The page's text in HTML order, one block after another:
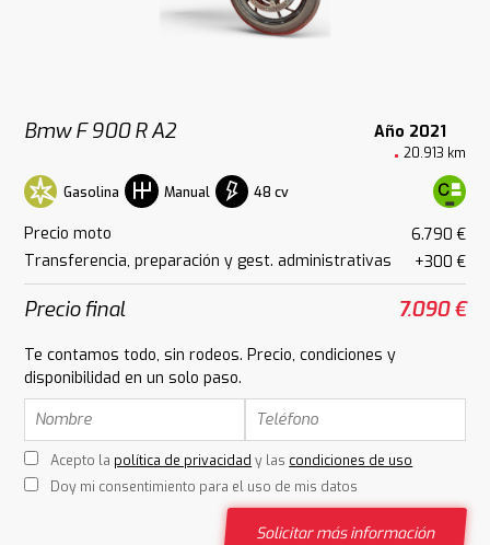
Bmw F 900 R A2 Año 2021
20.913 km
Gasolina Manual 48 cv
Precio moto
6.790 €
Transferencia, preparación y gest. administrativas
+300 €
Precio final 7.090 €
Te contamos todo, sin rodeos. Precio, condiciones y
disponibilidad en un solo paso.
Acepto la política de privacidad y las condiciones de uso
Doy mi consentimiento para el uso de mis datos
Solicitar más información